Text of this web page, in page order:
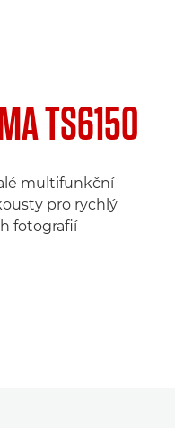
TS6150
multifunkční
pro rychlý
fotografií